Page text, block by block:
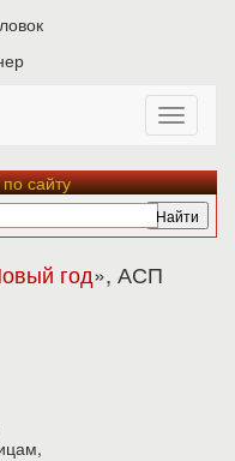
сайту
год», АСП